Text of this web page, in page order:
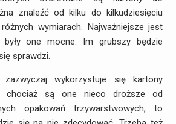
znaleźć od kilku do kilkudziesięciu
wymiarach. Najważniejsze jest
one mocne. Im grubszy będzie
sprawdzi.
zazwyczaj wykorzystuje się kartony
chociaż są one nieco droższe od
opakowań trzywarstwowych, to